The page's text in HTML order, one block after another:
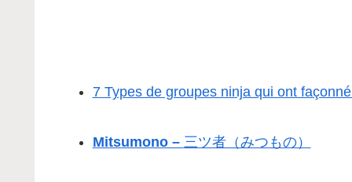
7 Types de groupes ninja qui ont
Mitsumono – 三ツ者（みつもの）